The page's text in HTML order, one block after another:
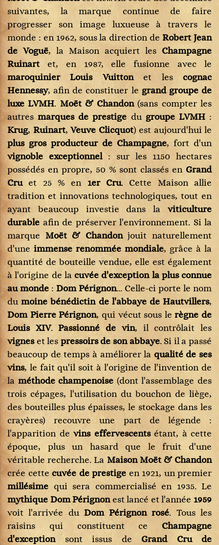
suivantes, la marque continue de faire
progresser son image luxueuse à travers le
monde : en 1962, sous la direction deRobert Jean
de Voguë, la Maison acquiert les Champagne
Ruinart et, en 1987, elle fusionne avec le
maroquinier Louis Vuittonet lescognac
Hennessy, afin de constituer le grand groupe de
luxe LVMH. Moët & Chandon(sans compter les
autresmarques de prestige du groupe LVMH:
Krug, Ruinart, Veuve Clicquot) est aujourd'hui le
plus gros producteur de Champagne, fort d'un
vignoble exceptionnel: sur les 1150 hectares
possédés en propre, 50 % sont classés en Grand
Cruet 25 % en 1er Cru. Cette Maison allie
tradition et innovations technologiques, tout en
ayant beaucoup investie dans la viticulture
durable afin de préserver l'environnement. Si la
marque Moët & Chandonjouit naturellement
d'une immense renommée mondiale, grâce à la
quantité de bouteille vendue, elle est également
à l'origine de la cuvée d'exception la plus connue
au monde : Dom Pérignon... Celle-ci porte le nom
dumoine bénédictin de l'abbaye de Hautvillers,
Dom Pierre Pérignon, qui vécut sous lerègne de
Louis XIV.Passionné de vin, il contrôlait les
vigneset les pressoirs de son abbaye. Si il a passé
beaucoup de temps à améliorer la qualité de ses
vins, le fait qu'il soit à l'origine de l'invention de
la méthode champenoise (dont l'assemblage des
trois cépages, l'utilisation du bouchon de liège,
des bouteilles plus épaisses, le stockage dans les
crayères) recouvre une part de légende :
l'apparition de vins effervescentsétant, à cette
époque, plus un hasard que le fruit d'une
véritable recherche. La Maison Moët & Chandon
crée cette cuvée de prestige en 1921, un premier
millésime qui sera commercialisé en 1935. Le
mythique Dom Pérignonest lancé et l'année 1959
voit l'arrivée du Dom Pérignon rosé. Tous les
raisins qui constituent ce Champagne
d'exceptionsont issus de Grand Cru de